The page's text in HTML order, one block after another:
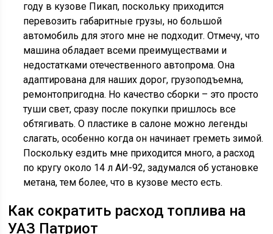
году в кузове Пикап, поскольку приходится
перевозить габаритные грузы, но большой
автомобиль для этого мне не подходит. Отмечу, что
машина обладает всеми преимуществами и
недостатками отечественного автопрома. Она
адаптирована для наших дорог, грузоподъемна,
ремонтопригодна. Но качество сборки – это просто
туши свет, сразу после покупки пришлось все
обтягивать. О пластике в салоне можно легенды
слагать, особенно когда он начинает греметь зимой.
Поскольку ездить мне приходится много, а расход
по кругу около 14 л АИ-92, задумался об установке
метана, тем более, что в кузове место есть.
Как сократить расход топлива на
УАЗ Патриот